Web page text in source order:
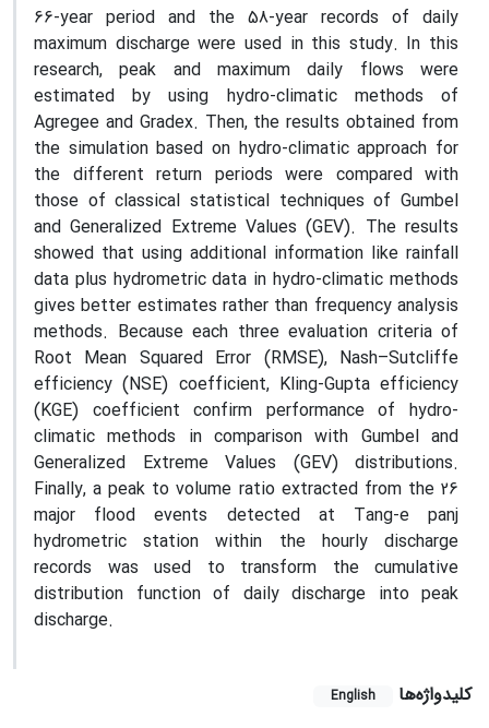
66-year period and the 58-year records of daily
maximum discharge were used in this study. In this
research, peak and maximum daily flows were
estimated by using hydro-climatic methods of
Agregee and Gradex. Then, the results obtained from
the simulation based on hydro-climatic approach for
the different return periods were compared with
those of classical statistical techniques of Gumbel
and Generalized Extreme Values (GEV). The results
showed that using additional information like rainfall
data plus hydrometric data in hydro-climatic methods
gives better estimates rather than frequency analysis
methods. Because each three evaluation criteria of
Root Mean Squared Error (RMSE), Nash–Sutcliffe
efficiency (NSE) coefficient, Kling-Gupta efficiency
(KGE) coefficient confirm performance of hydro-
climatic methods in comparison with Gumbel and
Generalized Extreme Values (GEV) distributions.
Finally, a peak to volume ratio extracted from the 26
major flood events detected at Tang-e panj
hydrometric station within the hourly discharge
records was used to transform the cumulative
distribution function of daily discharge into peak
discharge.
کلیدواژه‌ها English